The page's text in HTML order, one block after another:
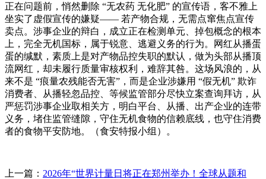
正在问题前，悄然删除 “无农药 无化肥” 的宣传语，客不雅上
坐实了虚假宣传的嫌疑—— 若产物合规，无需点窜焦点宣传
卖点。涉事企业的辩白，成立正在检测单元、掉包概念的根本
上，完全无机国标，属于锐意、逃避义务的行为。网红从播蛋
蛋的缄默，素质上是对产物品控失职的默认，做为头部从播顶
流网红，却未履行质量审核权利，难辞其咎。这场风浪的，从
来不是 “痕量农残能否无害”，而是企业涉嫌用 “假无机” 欺诈
消费者、从播轻忽品控、等候监管部分尽快立案查询拜访，从
严惩罚涉事企业取相关方，明白平台、从播、出产企业的连带
义务，堵住监管缝隙，守住无机食物的信赖底线，也守住消费
者的食物平安防地。（食安特报小组）。
上一篇： 2026年“世界计量日将正在郑州举办！全球从题和